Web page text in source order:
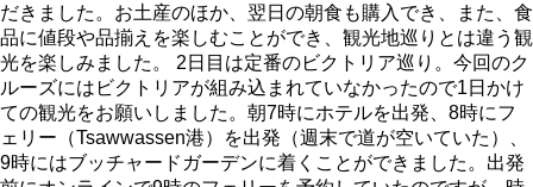
だきました。お土産のほか、翌日の朝食も購入でき、また、食
品に値段や品揃えを楽しむことができ、観光地巡りとは違う観
光を楽しみました。 2日目は定番のビクトリア巡り。今回のク
ルーズにはビクトリアが組み込まれていなかったので1日かけ
ての観光をお願いしました。朝7時にホテルを出発、8時にフ
ェリー（Tsawwassen港）を出発（週末で道が空いていた）、
9時にはブッチャードガーデンに着くことができました。出発